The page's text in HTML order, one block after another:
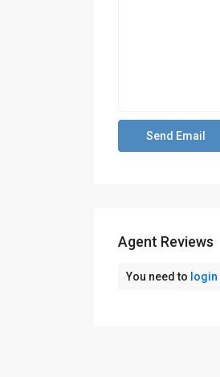
Agent Reviews
You need to login